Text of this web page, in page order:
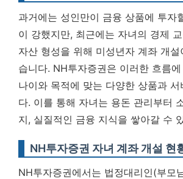
과거에는 성인만이 금융 상품에 투자
이 강했지만, 최근에는 자녀의 경제
자산 형성을 위해 미성년자 계좌 개설
습니다. NH투자증권은 이러한 흐름
나이와 목적에 맞는 다양한 상품과 서
다. 이를 통해 자녀는 용돈 관리부터
지, 실질적인 금융 지식을 쌓아갈 수
NH투자증권 자녀 계좌 개설 현
NH투자증권에서는 법정대리인(부모